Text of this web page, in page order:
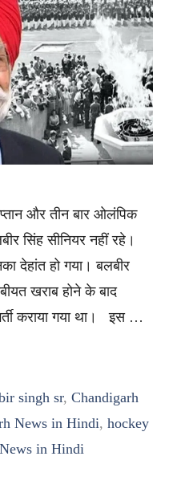
और तीन बार ओलंपिक
सिंह सीनियर नहीं रहे।
देहांत हो गया। बलबीर
खराब होने के बाद
कराया गया था। इस …
singh sr, Chandigarh
News in Hindi, hockey
in Hindi